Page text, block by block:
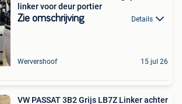
linker voor deur portier
Zie omschrijving Details
Wervershoof 15 jul 26
VW PASSAT 3B2 Grijs LB7Z Linker achter